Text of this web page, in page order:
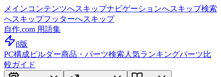
メインコンテンツへスキップナビゲーションへスキップ検索
へスキップフッターへスキップ
自作.com 用語集
β版
PC構成ビルダー商品・パーツ検索 人気ランキングパーツ比
較ガイド